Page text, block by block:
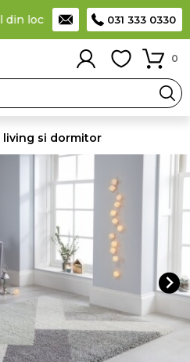
locker Taxă de livrare 11,99
031 333 0330
0
living si dormitor